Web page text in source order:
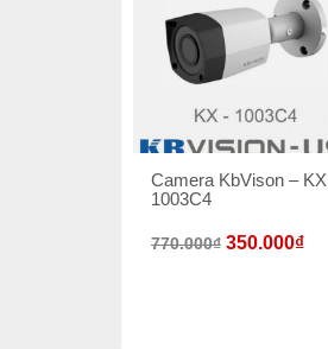
Camera KbVison – KX
1003C4
770.000₫ 350.000₫